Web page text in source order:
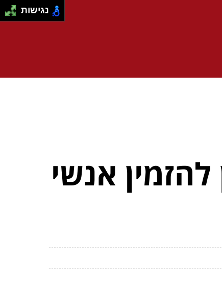
אנשי
נגישות